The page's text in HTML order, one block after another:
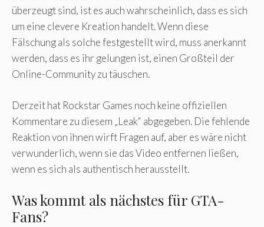
überzeugt sind, ist es auch wahrscheinlich, dass es sich
um eine clevere Kreation handelt. Wenn diese
Fälschung als solche festgestellt wird, muss anerkannt
werden, dass es ihr gelungen ist, einen Großteil der
Online-Community zu täuschen.
Derzeit hat Rockstar Games noch keine offiziellen
Kommentare zu diesem „Leak“ abgegeben. Die fehlende
Reaktion von ihnen wirft Fragen auf, aber es wäre nicht
verwunderlich, wenn sie das Video entfernen ließen,
wenn es sich als authentisch herausstellt.
Was kommt als nächstes für GTA-
Fans?